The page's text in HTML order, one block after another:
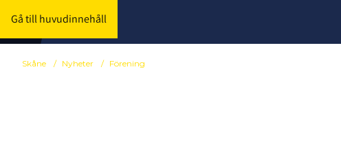
Gå till huvudinnehåll
Skåne / Nyheter / Förening